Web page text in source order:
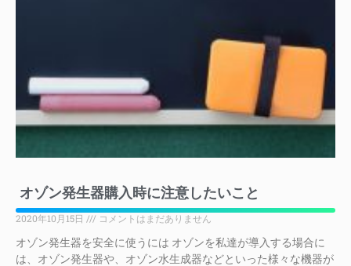
オゾン発生器購入時に注意したいこと
2020年10月15日
コメントはまだありません
オゾン発生器を安全に使うには オゾンを私達が導入する場合に
は、オゾン発生器や、オゾン水生成器などといった様々な機器が